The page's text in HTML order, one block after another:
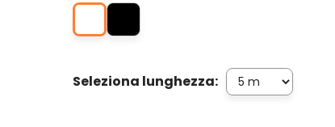
Seleziona lunghezza: